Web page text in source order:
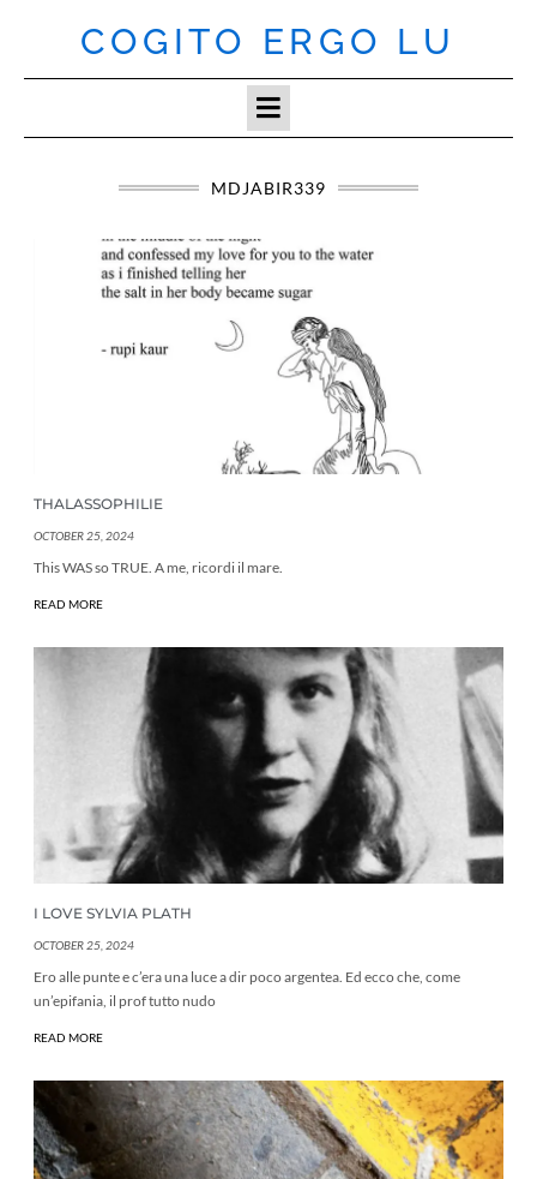
COGITO ERGO LU
MDJABIR339
THALASSOPHILIE
OCTOBER 25, 2024
This WAS so TRUE. A me, ricordi il mare.
READ MORE
I LOVE SYLVIA PLATH
OCTOBER 25, 2024
Ero alle punte e c’era una luce a dir poco argentea. Ed ecco che, come
un’epifania, il prof tutto nudo
READ MORE